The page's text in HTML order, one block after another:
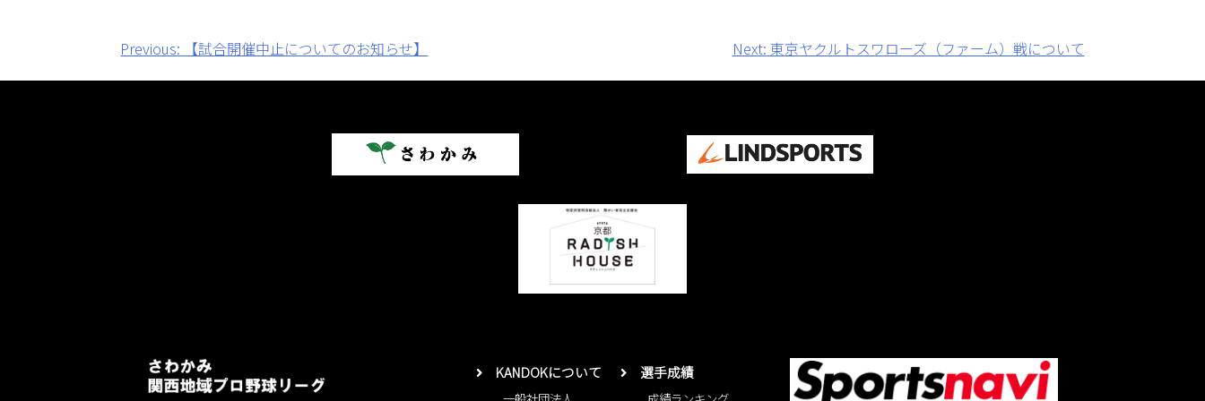
投
稿
Previous: 【試合開催中止についてのお知らせ】 Next: 東京ヤクルトスワローズ（ファーム）戦について
KANDOKについて 選手成績